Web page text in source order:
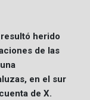
herido
de las
en el sur
de X.